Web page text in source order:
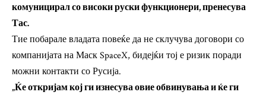
комуницирал со високи руски функционери, пренесува
Тас.
Тие побарале владата повеќе да не склучува договори со
компанијата на Маск SpaceX, бидејќи тој е ризик поради
можни контакти со Русија.
„Ќе откријам кој ги изнесува овие обвинувања и ќе ги